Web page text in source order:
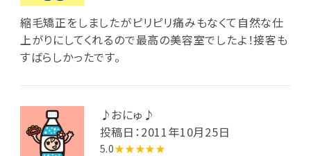
縮毛矯正をしましたがピリピリ痛みもなくて自然な仕
上がりにしてくれるので最高の美容室でしたよ！接客も
すばらしかったです。
♪おにゅ♪
投稿日：2011年10月25日
5.0★★★★★